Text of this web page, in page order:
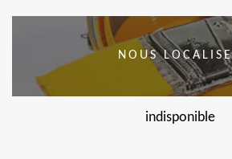
NOUS
indisponible